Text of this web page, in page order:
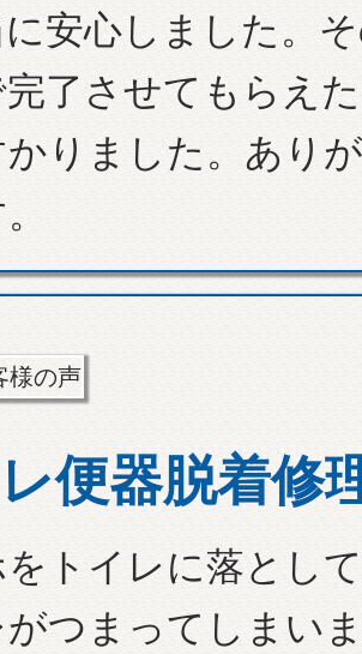
安心しました。
了させてもらえ
かりました。あり
便器脱着修
トイレに落とし
がつまってしまい